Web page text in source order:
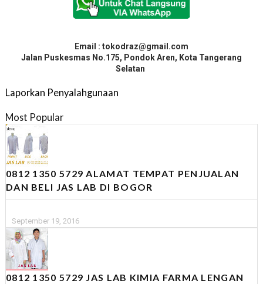
Email : tokodraz@gmail.com
Jalan Puskesmas No.175, Pondok Aren, Kota Tangerang
Selatan
Laporkan Penyalahgunaan
Most Popular
0812 1350 5729 ALAMAT TEMPAT PENJUALAN
DAN BELI JAS LAB DI BOGOR
September 19, 2016
0812 1350 5729 JAS LAB KIMIA FARMA LENGAN